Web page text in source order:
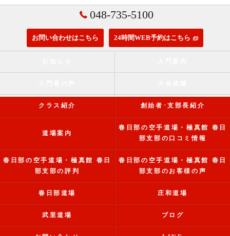
048-735-5100
お問い合わせはこちら 24時間WEB予約はこちら
クラス紹介 創始者･支部長紹介
道場案内
春日部の空手道場・極真館 春日
部支部の口コミ情報
春日部の空手道場・極真館 春日
部支部の評判
春日部の空手道場・極真館 春日
部支部のお客様の声
春日部道場 庄和道場
武里道場 ブログ